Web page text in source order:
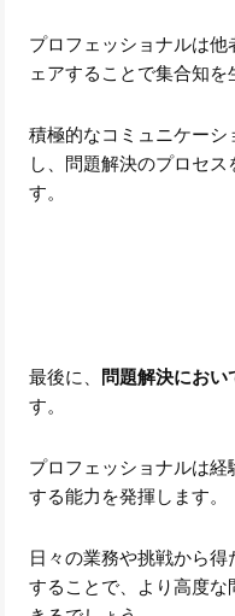
プロフェッショナルは
ェアすることで集合知を
積極的なコミュニケー
し、問題解決のプロセ
す。
最後に、 問題解決におい
す。
プロフェッショナルは
する能力を発揮します。
日々の業務や挑戦から
することで、より高度